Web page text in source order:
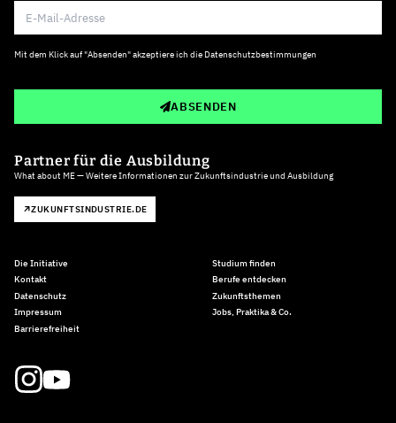
Mit dem Klick auf "Absenden" akzeptiere ich die Datenschutzbestimmungen
ABSENDEN
Partner für die Ausbildung
What about ME — Weitere Informationen zur Zukunftsindustrie und Ausbildung
ZUKUNFTSINDUSTRIE.DE
Die Initiative
Kontakt
Datenschutz
Impressum
Barrierefreiheit
Studium finden
Berufe entdecken
Zukunftsthemen
Jobs, Praktika & Co.